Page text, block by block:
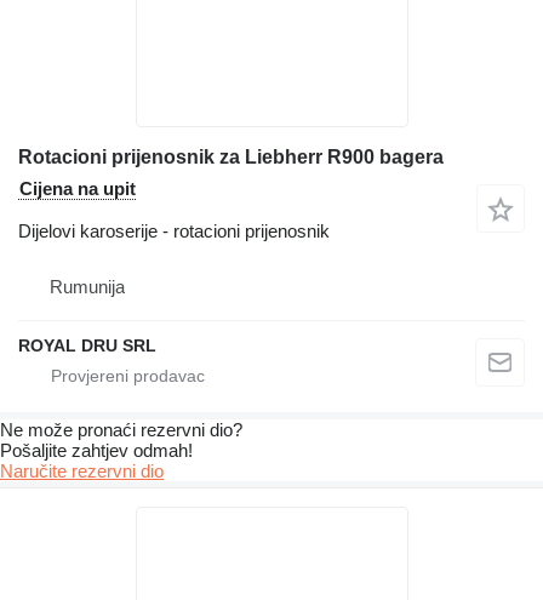
Rotacioni prijenosnik za Liebherr R900 bagera
Cijena na upit
Dijelovi karoserije - rotacioni prijenosnik
Rumunija
ROYAL DRU SRL
Ne može pronaći rezervni dio?
Pošaljite zahtjev odmah!
Naručite rezervni dio